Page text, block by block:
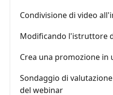
Condivisione di video
Modificando l'istruttore
Crea una promozione in
Sondaggio di
del webinar